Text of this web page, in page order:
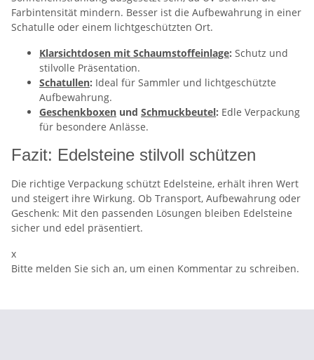
Farbintensität mindern. Besser ist die Aufbewahrung in einer
Schatulle oder einem lichtgeschützten Ort.
Klarsichtdosen mit Schaumstoffeinlage: Schutz und
stilvolle Präsentation.
Schatullen: Ideal für Sammler und lichtgeschützte
Aufbewahrung.
Geschenkboxen und Schmuckbeutel: Edle Verpackung
für besondere Anlässe.
Fazit: Edelsteine stilvoll schützen
Die richtige Verpackung schützt Edelsteine, erhält ihren Wert
und steigert ihre Wirkung. Ob Transport, Aufbewahrung oder
Geschenk: Mit den passenden Lösungen bleiben Edelsteine
sicher und edel präsentiert.
x
Bitte melden Sie sich an, um einen Kommentar zu schreiben.